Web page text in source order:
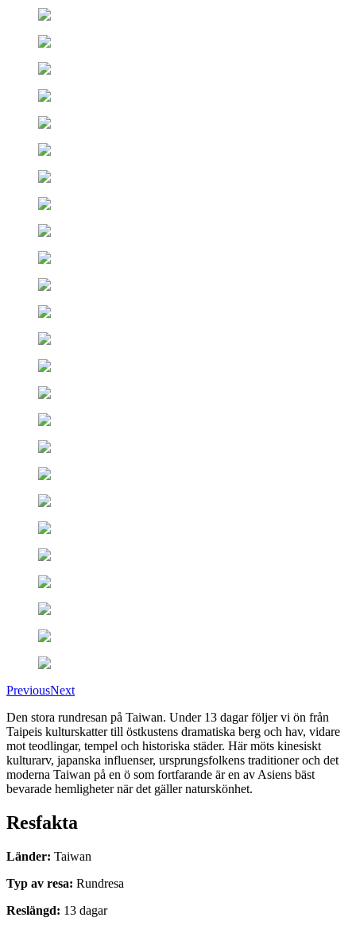
PreviousNext
Den stora rundresan på Taiwan. Under 13 dagar följer vi ön från
Taipeis kulturskatter till östkustens dramatiska berg och hav, vidare
mot teodlingar, tempel och historiska städer. Här möts kinesiskt
kulturarv, japanska influenser, ursprungsfolkens traditioner och det
moderna Taiwan på en ö som fortfarande är en av Asiens bäst
bevarade hemligheter när det gäller naturskönhet.
Resfakta
Länder: Taiwan
Typ av resa: Rundresa
Reslängd: 13 dagar